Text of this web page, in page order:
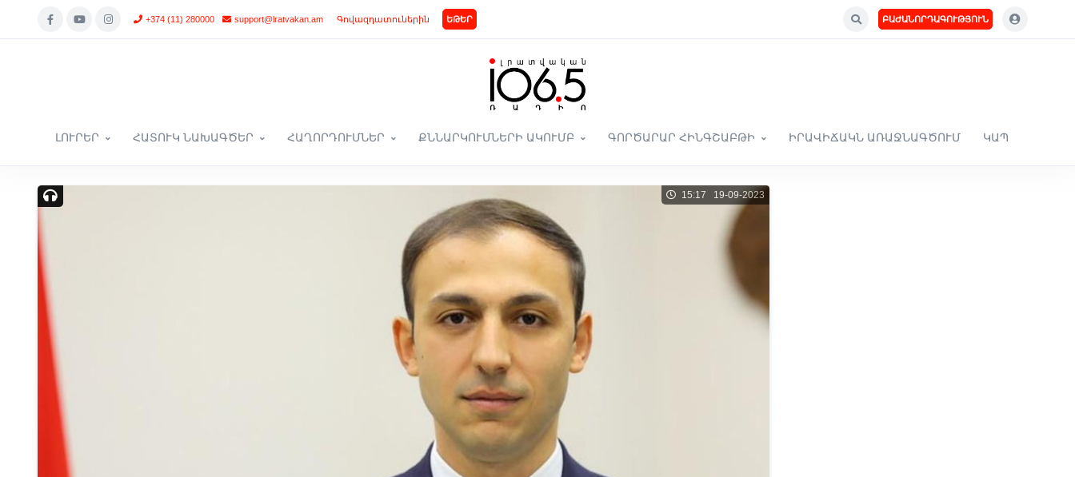
+374 (11) 280000 support@lratvakan.am Գովազդատուներին ԵԹԵՐ ԲԱԺԱՆՈՐԴԱԳՈՒԹՅՈՒՆ
ԼՈՒՐԵՐ ՀԱՏՈՒԿ ՆԱԽԱԳԾԵՐ ՀԱՂՈՐԴՈՒՄՆԵՐ ՔՆՆԱՐԿՈՒՄՆԵՐԻ ԱԿՈՒՄԲ ԳՈՐԾԱՐԱՐ ՀԻՆԳՇԱԲԹԻ ԻՐԱՎԻՃԱԿՆ ԱՌԱՋՆԱԳԾՈՒՄ ԿԱՊ
15:17 19-09-2023